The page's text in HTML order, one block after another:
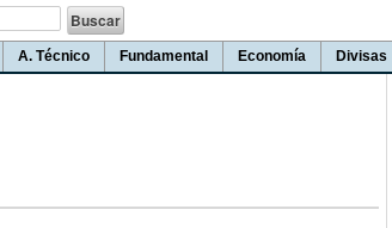
A. Técnico Fundamental Economía Divisas